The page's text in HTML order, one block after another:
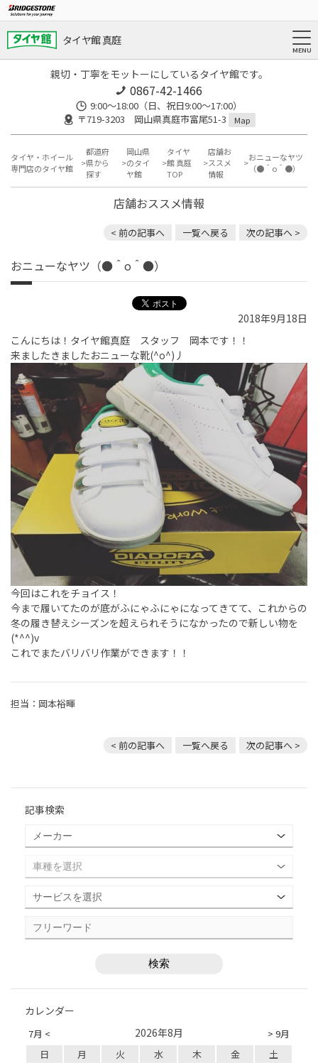
タイヤ館 真庭
親切・丁寧をモットーにしているタイヤ館です。
0867-42-1466
9:00～18:00（日、祝日9:00～17:00）
〒719-3203 岡山県真庭市富尾51-3
Map
タイヤ・ホイール
専門店のタイヤ館
都道府
県から
探す
岡山県
のタイ
ヤ館
タイヤ
館 真庭
TOP
店舗お
ススメ
情報
おニューなヤツ
（●＾o＾●）
店舗おススメ情報
< 前の記事へ 一覧へ戻る 次の記事へ >
おニューなヤツ（●＾o＾●）
2018年9月18日
こんにちは！タイヤ館真庭 スタッフ 岡本です！！
来ましたきましたおニューな靴(^o^)丿
今回はこれをチョイス！
今まで履いてたのが底がふにゃふにゃになってきてて、これからの
冬の履き替えシーズンを超えられそうになかったので新しい物を
(*^^)v
これでまたバリバリ作業ができます！！
担当：岡本裕暉
< 前の記事へ 一覧へ戻る 次の記事へ >
記事検索
カレンダー
7月 < > 9月
2026年8月
日 月 火 水 木 金
土